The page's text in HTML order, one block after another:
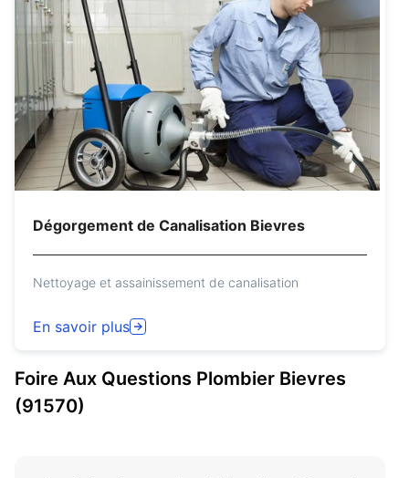
Dégorgement de Canalisation Bievres
Nettoyage et assainissement de canalisation
En savoir plus
Foire Aux Questions Plombier Bievres
(91570)